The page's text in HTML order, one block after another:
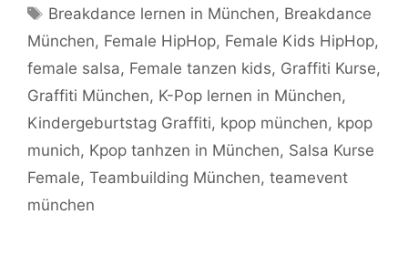
Schlagwörter
Breakdance lernen in München, Breakdance
München, Female HipHop, Female Kids HipHop,
female salsa, Female tanzen kids, Graffiti Kurse,
Graffiti München, K-Pop lernen in München,
Kindergeburtstag Graffiti, kpop münchen, kpop
munich, Kpop tanhzen in München, Salsa Kurse
Female, Teambuilding München, teamevent
münchen